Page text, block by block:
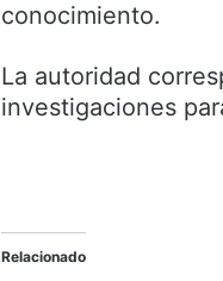
conocimiento.
La autoridad
investigaciones
Relacionado